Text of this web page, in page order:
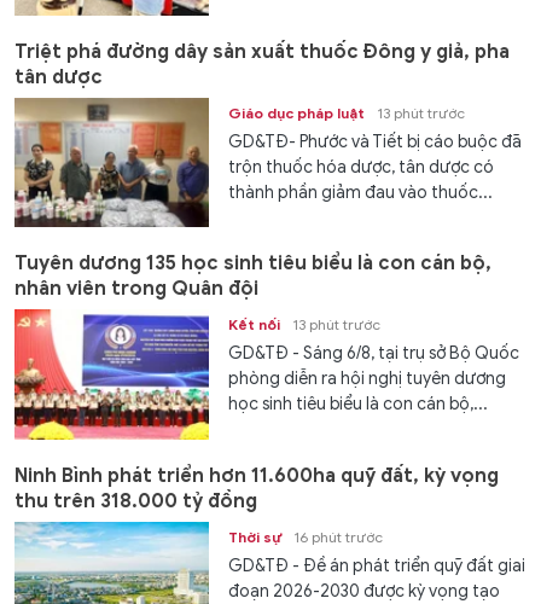
Triệt phá đường dây sản xuất thuốc Đông y giả, pha
tân dược
Giáo dục pháp luật 13 phút trước
GD&TĐ- Phước và Tiết bị cáo buộc đã
trộn thuốc hóa dược, tân dược có
thành phần giảm đau vào thuốc...
Tuyên dương 135 học sinh tiêu biểu là con cán bộ,
nhân viên trong Quân đội
Kết nối 13 phút trước
GD&TĐ - Sáng 6/8, tại trụ sở Bộ Quốc
phòng diễn ra hội nghị tuyên dương
học sinh tiêu biểu là con cán bộ,...
Ninh Bình phát triển hơn 11.600ha quỹ đất, kỳ vọng
thu trên 318.000 tỷ đồng
Thời sự 16 phút trước
GD&TĐ - Đề án phát triển quỹ đất giai
đoạn 2026-2030 được kỳ vọng tạo